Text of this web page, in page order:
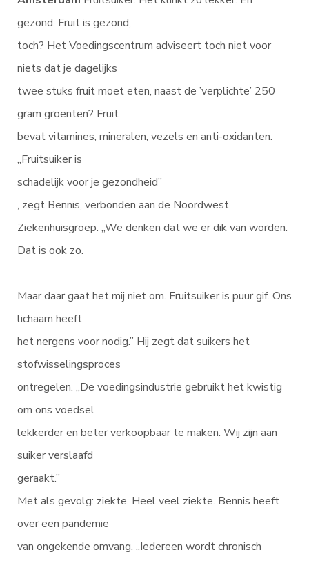
gezond. Fruit is gezond,
toch? Het Voedingscentrum adviseert toch niet voor
niets dat je dagelijks
twee stuks fruit moet eten, naast de ’verplichte’ 250
gram groenten? Fruit
bevat vitamines, mineralen, vezels en anti-oxidanten.
„Fruitsuiker is
schadelijk voor je gezondheid”
, zegt Bennis, verbonden aan de Noordwest
Ziekenhuisgroep. „We denken dat we er dik van worden.
Dat is ook zo.
Maar daar gaat het mij niet om. Fruitsuiker is puur gif. Ons
lichaam heeft
het nergens voor nodig.” Hij zegt dat suikers het
stofwisselingsproces
ontregelen. „De voedingsindustrie gebruikt het kwistig
om ons voedsel
lekkerder en beter verkoopbaar te maken. Wij zijn aan
suiker verslaafd
geraakt.”
Met als gevolg: ziekte. Heel veel ziekte. Bennis heeft
over een pandemie
van ongekende omvang. „Iedereen wordt chronisch